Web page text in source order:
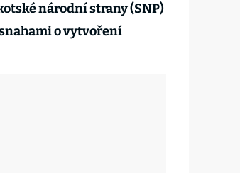
národní strany (SNP)
o vytvoření